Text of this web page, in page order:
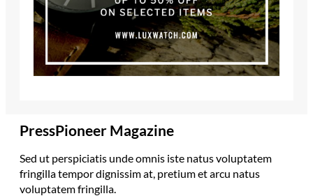
PressPioneer Magazine
Sed ut perspiciatis unde omnis iste natus voluptatem
fringilla tempor dignissim at, pretium et arcu natus
voluptatem fringilla.